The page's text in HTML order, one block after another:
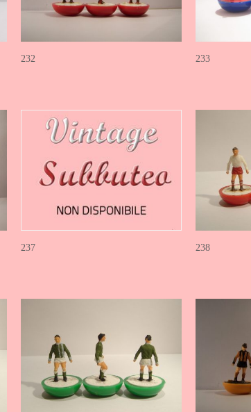
232 233
237 238